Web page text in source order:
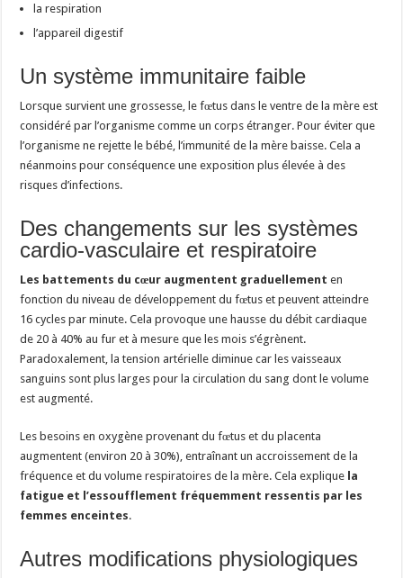
la respiration
l’appareil digestif
Un système immunitaire faible
Lorsque survient une grossesse, le fœtus dans le ventre de la mère est
considéré par l’organisme comme un corps étranger. Pour éviter que
l’organisme ne rejette le bébé, l’immunité de la mère baisse. Cela a
néanmoins pour conséquence une exposition plus élevée à des
risques d’infections.
Des changements sur les systèmes
cardio-vasculaire et respiratoire
Les battements du cœur augmentent graduellement en
fonction du niveau de développement du fœtus et peuvent atteindre
16 cycles par minute. Cela provoque une hausse du débit cardiaque
de 20 à 40% au fur et à mesure que les mois s’égrènent.
Paradoxalement, la tension artérielle diminue car les vaisseaux
sanguins sont plus larges pour la circulation du sang dont le volume
est augmenté.
Les besoins en oxygène provenant du fœtus et du placenta
augmentent (environ 20 à 30%), entraînant un accroissement de la
fréquence et du volume respiratoires de la mère. Cela explique la
fatigue et l’essoufflement fréquemment ressentis par les
femmes enceintes.
Autres modifications physiologiques